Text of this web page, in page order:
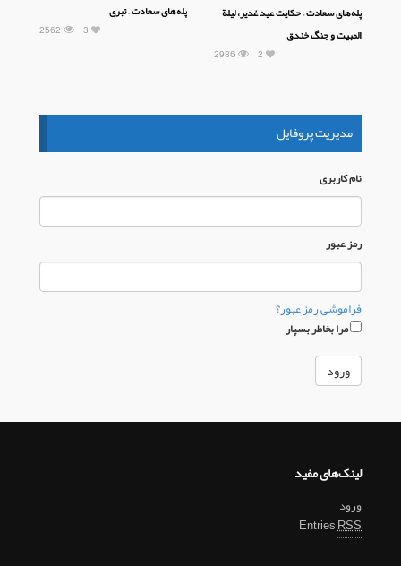
پله‌های سعادت – حکایت عید غدیر، لیلة
المبیت و جنگ خندق
2986 2
پله‌های سعادت – تبری
2562 3
مدیریت پروفایل
نام كاربری
رمز عبور
فراموشی رمز عبور؟
مرا بخاطر بسپار
لینک‌های مفید
ورود
EntriesRSS